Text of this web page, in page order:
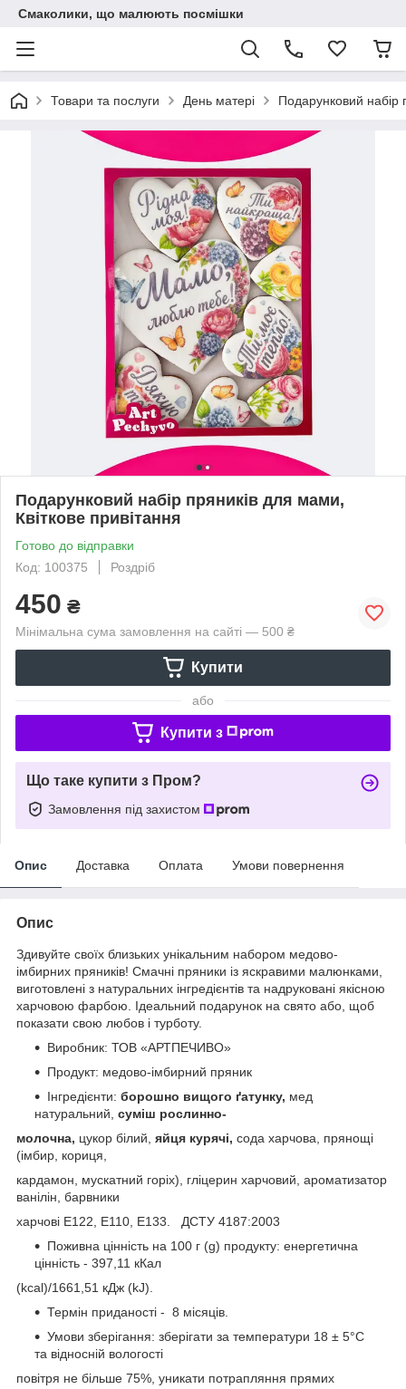
Смаколики, що малюють посмішки
Товари та послуги День матері Подарунковий набір
Подарунковий набір пряників для мами,
Квіткове привітання
Готово до відправки
Код: 100375
Роздріб
450 ₴
Мінімальна сума замовлення на сайті — 500 ₴
Купити
або
Купити з
Що таке купити з Пром?
Замовлення під захистом
Опис Доставка Оплата Умови повернення
Опис
Здивуйте своїх близьких унікальним набором медово-
імбирних пряників! Смачні пряники із яскравими малюнками,
виготовлені з натуральних інгредієнтів та надруковані якісною
харчовою фарбою. Ідеальний подарунок на свято або, щоб
показати свою любов і турботу.
Виробник: ТОВ «АРТПЕЧИВО»
Продукт: медово-імбирний пряник
Інгредієнти: борошно вищого ґатунку, мед
натуральний, суміш рослинно-
молочна, цукор білий, яйця курячі, сода харчова, прянощі
(імбир, кориця,
кардамон, мускатний горіх), гліцерин харчовий, ароматизатор
ванілін, барвники
харчові Е122, E110, E133. ДСТУ 4187:2003
Поживна цінність на 100 г (g) продукту: енергетична
цінність - 397,11 кКал
(kcal)/1661,51 кДж (kJ).
Термін приданості - 8 місяців.
Умови зберігання: зберігати за температури 18 ± 5°C
та відносній вологості
повітря не більше 75%, уникати потрапляння прямих